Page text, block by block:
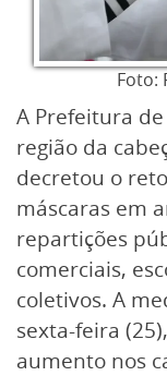
Foto:
A Prefeitura
região da
decretou o
máscaras em
repartições
comerciais,
coletivos. A
sexta-feira
aumento nos